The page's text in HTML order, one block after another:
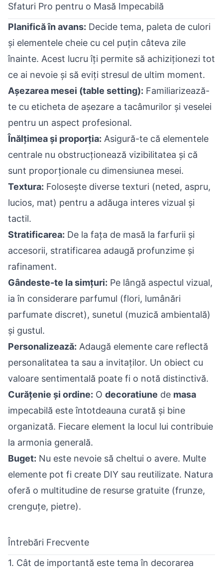
Sfaturi Pro pentru o Masă Impecabilă
Planifică în avans: Decide tema, paleta de culori
și elementele cheie cu cel puțin câteva zile
înainte. Acest lucru îți permite să achiziționezi tot
ce ai nevoie și să eviți stresul de ultim moment.
Așezarea mesei (table setting): Familiarizează-
te cu eticheta de așezare a tacâmurilor și veselei
pentru un aspect profesional.
Înălțimea și proporția: Asigură-te că elementele
centrale nu obstrucționează vizibilitatea și că
sunt proporționale cu dimensiunea mesei.
Textura: Folosește diverse texturi (neted, aspru,
lucios, mat) pentru a adăuga interes vizual și
tactil.
Stratificarea: De la fața de masă la farfurii și
accesorii, stratificarea adaugă profunzime și
rafinament.
Gândeste-te la simțuri: Pe lângă aspectul vizual,
ia în considerare parfumul (flori, lumânări
parfumate discret), sunetul (muzică ambientală)
și gustul.
Personalizează: Adaugă elemente care reflectă
personalitatea ta sau a invitaților. Un obiect cu
valoare sentimentală poate fi o notă distinctivă.
Curățenie și ordine: O decoratiune de masa
impecabilă este întotdeauna curată și bine
organizată. Fiecare element la locul lui contribuie
la armonia generală.
Buget: Nu este nevoie să cheltui o avere. Multe
elemente pot fi create DIY sau reutilizate. Natura
oferă o multitudine de resurse gratuite (frunze,
crenguțe, pietre).
Întrebări Frecvente
1. Cât de importantă este tema în decorarea